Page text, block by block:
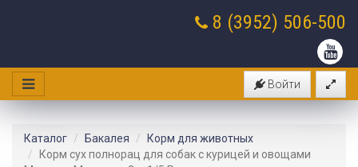
8 (3952) 506-500
Войти
Каталог Бакалея
Корм для животных
Корм сух полнорац для собак с курицей и овощами